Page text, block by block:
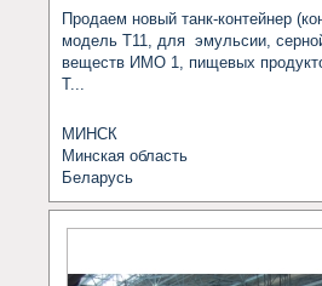
Продаем новый танк-контейнер
модель Т11, для  эмульсии,
веществ ИМО 1, пищевых
Т...
МИНСК
Минская область
Беларусь